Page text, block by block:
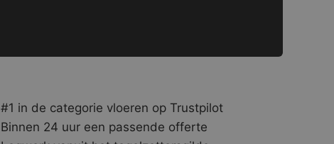
#1 in de categorie vloeren op Trustpilot
Binnen 24 uur een passende offerte